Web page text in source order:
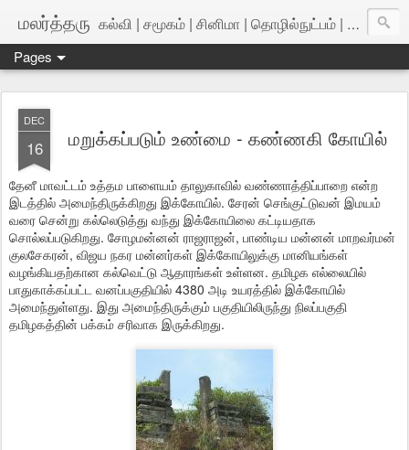
மலர்த்தரு கல்வி | சமூகம் | சினிமா | தொழில்நுட்பம் | அறிவியல்
Pages
DEC
16 மறுக்கப்படும் உண்மை - கண்ணகி கோயில்
தேனீ மாவட்டம் உத்தம பாளையம் தாலுகாவில் வண்ணாத்திப்பாறை என்ற
இடத்தில் அமைந்திருக்கிறது இக்கோயில். சேரன் செங்குட்டுவன் இமயம்
வரை சென்று கல்லெடுத்து வந்து இக்கோயிலை கட்டியதாக
சொல்லப்படுகிறது. சோழமன்னன் ராஜராஜன், பாண்டிய மன்னன் மாறவர்மன்
குலசேகரன், விஜய நகர மன்னர்கள் இக்கோயிலுக்கு மானியங்கள்
வழங்கியதற்கான கல்வெட்டு ஆதாரங்கள் உள்ளன. தமிழக எல்லையில்
பாதுகாக்கப்பட்ட வனப்பகுதியில் 4380 அடி உயரத்தில் இக்கோயில்
அமைந்துள்ளது. இது அமைந்திருக்கும் பகுதியிலிருந்து நிலப்பகுதி
தமிழகத்தின் பக்கம் சரிவாக இருக்கிறது.